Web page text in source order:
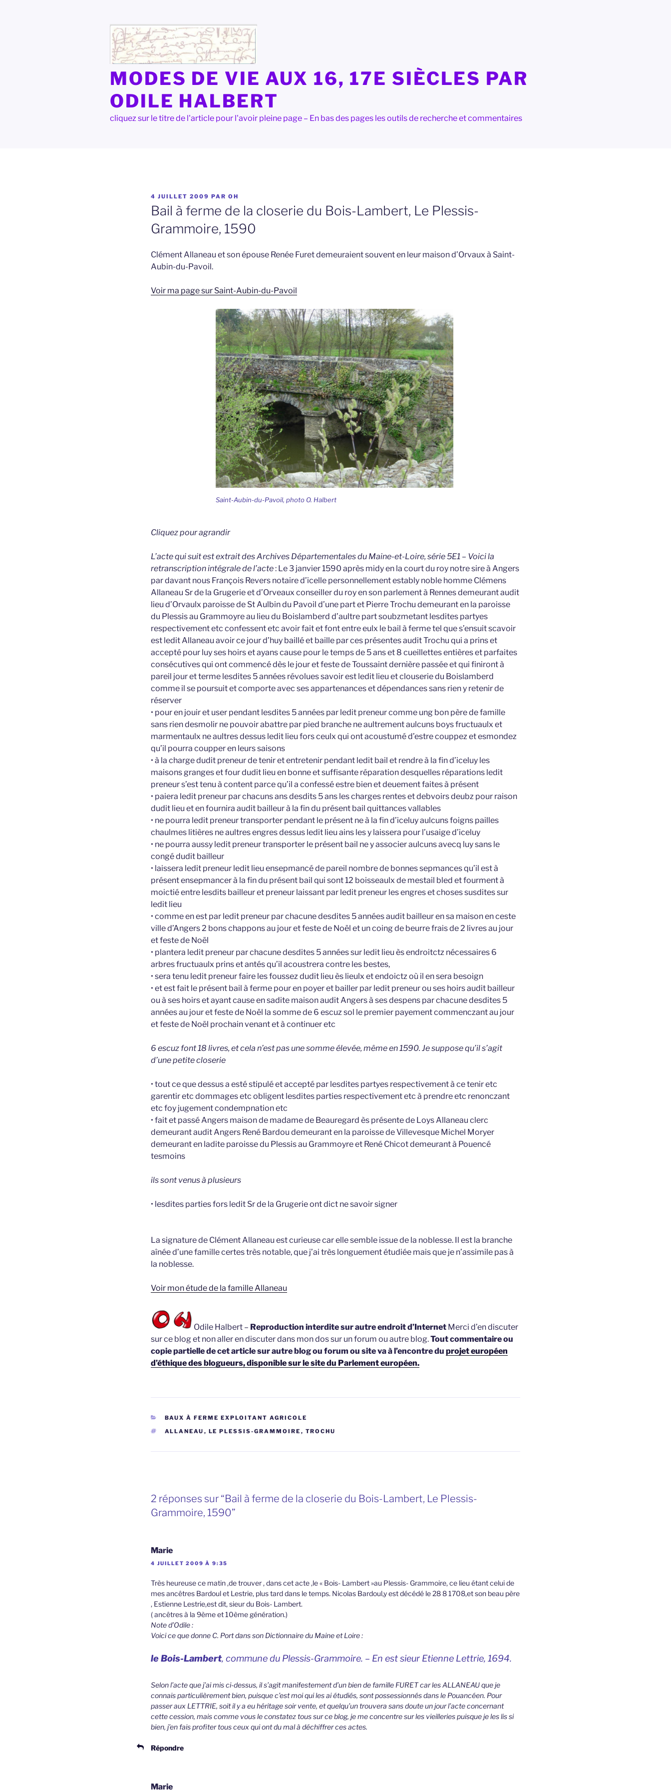
MODES DE VIE AUX 16, 17E SIÈCLES PAR
ODILE HALBERT
cliquez sur le titre de l'article pour l'avoir pleine page – En bas des pages les outils de recherche et commentaires
PUBLIÉ
LE
4 JUILLET 2009 PAR OH
Bail à ferme de la closerie du Bois-Lambert, Le Plessis-
Grammoire, 1590
Clément Allaneau et son épouse Renée Furet demeuraient souvent en leur maison d’Orvaux à Saint-
Aubin-du-Pavoil.
Voir ma page sur Saint-Aubin-du-Pavoil
Saint-Aubin-du-Pavoil, photo O. Halbert
Cliquez pour agrandir
L’acte qui suit est extrait des Archives Départementales du Maine-et-Loire, série 5E1 – Voici la
retranscription intégrale de l’acte: Le 3 janvier 1590 après midy en la court du roy notre sire à Angers
par davant nous François Revers notaire d’icelle personnellement estably noble homme Clémens
Allaneau Sr de la Grugerie et d’Orveaux conseiller du roy en son parlement à Rennes demeurant audit
lieu d’Orvaulx paroisse de St Aulbin du Pavoil d’une part et Pierre Trochu demeurant en la paroisse
du Plessis au Grammoyre au lieu du Boislamberd d’aultre part soubzmetant lesdites partyes
respectivement etc confessent etc avoir fait et font entre eulx le bail à ferme tel que s’ensuit scavoir
est ledit Allaneau avoir ce jour d’huy baillé et baille par ces présentes audit Trochu qui a prins et
accepté pour luy ses hoirs et ayans cause pour le temps de 5 ans et 8 cueillettes entières et parfaites
consécutives qui ont commencé dès le jour et feste de Toussaint dernière passée et qui finiront à
pareil jour et terme lesdites 5 années révolues savoir est ledit lieu et clouserie du Boislamberd
comme il se poursuit et comporte avec ses appartenances et dépendances sans rien y retenir de
réserver
• pour en jouir et user pendant lesdites 5 années par ledit preneur comme ung bon père de famille
sans rien desmolir ne pouvoir abattre par pied branche ne aultrement aulcuns boys fructuaulx et
marmentaulx ne aultres dessus ledit lieu fors ceulx qui ont acoustumé d’estre couppez et esmondez
qu’il pourra coupper en leurs saisons
• à la charge dudit preneur de tenir et entretenir pendant ledit bail et rendre à la fin d’iceluy les
maisons granges et four dudit lieu en bonne et suffisante réparation desquelles réparations ledit
preneur s’est tenu à content parce qu’il a confessé estre bien et deuement faites à présent
• paiera ledit preneur par chacuns ans desdits 5 ans les charges rentes et debvoirs deubz pour raison
dudit lieu et en fournira audit bailleur à la fin du présent bail quittances vallables
• ne pourra ledit preneur transporter pendant le présent ne à la fin d’iceluy aulcuns foigns pailles
chaulmes litières ne aultres engres dessus ledit lieu ains les y laissera pour l’usaige d’iceluy
• ne pourra aussy ledit preneur transporter le présent bail ne y associer aulcuns avecq luy sans le
congé dudit bailleur
• laissera ledit preneur ledit lieu ensepmancé de pareil nombre de bonnes sepmances qu’il est à
présent ensepmancer à la fin du présent bail qui sont 12 boisseaulx de mestail bled et fourment à
moictié entre lesdits bailleur et preneur laissant par ledit preneur les engres et choses susdites sur
ledit lieu
• comme en est par ledit preneur par chacune desdites 5 années audit bailleur en sa maison en ceste
ville d’Angers 2 bons chappons au jour et feste de Noël et un coing de beurre frais de 2 livres au jour
et feste de Noël
• plantera ledit preneur par chacune desdites 5 années sur ledit lieu ès endroitctz nécessaires 6
arbres fructuaulx prins et antés qu’il acoustrera contre les bestes,
• sera tenu ledit preneur faire les foussez dudit lieu ès lieulx et endoictz où il en sera besoign
• et est fait le présent bail à ferme pour en poyer et bailler par ledit preneur ou ses hoirs audit bailleur
ou à ses hoirs et ayant cause en sadite maison audit Angers à ses despens par chacune desdites 5
années au jour et feste de Noël la somme de 6 escuz sol le premier payement commenczant au jour
et feste de Noël prochain venant et à continuer etc
6 escuz font 18 livres, et cela n’est pas une somme élevée, même en 1590. Je suppose qu’il s’agit
d’une petite closerie
• tout ce que dessus a esté stipulé et accepté par lesdites partyes respectivement à ce tenir etc
garentir etc dommages etc obligent lesdites parties respectivement etc à prendre etc renonczant
etc foy jugement condempnation etc
• fait et passé Angers maison de madame de Beauregard ès présente de Loys Allaneau clerc
demeurant audit Angers René Bardou demeurant en la paroisse de Villevesque Michel Moryer
demeurant en ladite paroisse du Plessis au Grammoyre et René Chicot demeurant à Pouencé
tesmoins
ils sont venus à plusieurs
• lesdites parties fors ledit Sr de la Grugerie ont dict ne savoir signer
La signature de Clément Allaneau est curieuse car elle semble issue de la noblesse. Il est la branche
aînée d’une famille certes très notable, que j’ai très longuement étudiée mais que je n’assimile pas à
la noblesse.
Voir mon étude de la famille Allaneau
Odile Halbert – Reproduction interdite sur autre endroit d’Internet Merci d’en discuter
sur ce blog et non aller en discuter dans mon dos sur un forum ou autre blog.Tout commentaire ou
copie partielle de cet article sur autre blog ou forum ou site va à l’encontre du projet européen
d’éthique des blogueurs, disponible sur le site du Parlement européen.
CATÉGORIES
BAUX À FERME EXPLOITANT AGRICOLE
ÉTIQUETTES
ALLANEAU , LE PLESSIS-GRAMMOIRE , TROCHU
2 réponses sur “Bail à ferme de la closerie du Bois-Lambert, Le Plessis-
Grammoire, 1590”
Marie
4 JUILLET 2009 À 9:35
Très heureuse ce matin ,de trouver , dans cet acte ,le « Bois- Lambert »au Plessis- Grammoire, ce lieu étant celui de
mes ancêtres Bardoul et Lestrie, plus tard dans le temps. Nicolas Bardoul,y est décédé le 28 8 1708,et son beau père
, Estienne Lestrie,est dit, sieur du Bois- Lambert.
( ancêtres à la 9ème et 10ème génération.)
Note d’Odile :
Voici ce que donne C. Port dans son Dictionnaire du Maine et Loire :
le Bois-Lambert, commune du Plessis-Grammoire. – En est sieur Etienne Lettrie, 1694.
Selon l’acte que j’ai mis ci-dessus, il s’agit manifestement d’un bien de famille FURET car les ALLANEAU que je
connais particulièrement bien, puisque c’est moi qui les ai étudiés, sont possessionnés dans le Pouancéen. Pour
passer aux LETTRIE, soit il y a eu héritage soir vente, et quelqu’un trouvera sans doute un jour l’acte concernant
cette cession, mais comme vous le constatez tous sur ce blog, je me concentre sur les vieilleries puisque je les lis si
bien, j’en fais profiter tous ceux qui ont du mal à déchiffrer ces actes.
Répondre
Marie